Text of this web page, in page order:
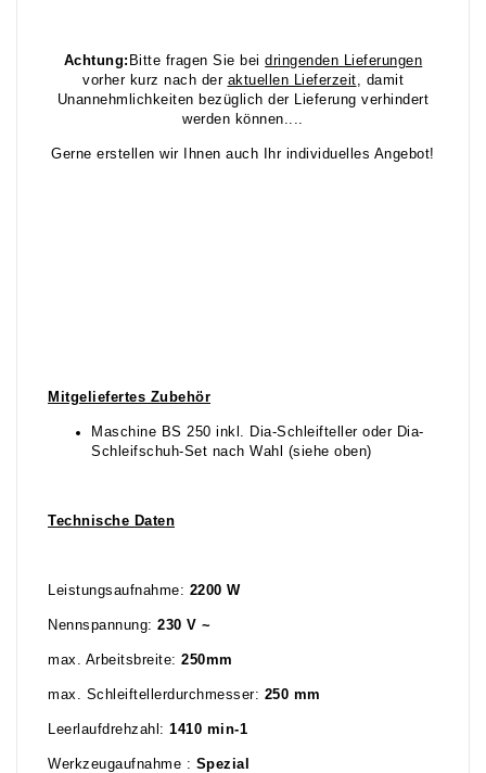
Achtung: Bitte fragen Sie beidringenden Lieferungen
vorher kurz nach der aktuellen Lieferzeit , damit
Unannehmlichkeiten bezüglich der Lieferung verhindert
werden können....
Gerne erstellen wir Ihnen auch Ihr individuelles Angebot!
Mitgeliefertes Zubehör
Maschine BS 250 inkl. Dia-Schleifteller oder Dia-
Schleifschuh-Set nach Wahl (siehe oben)
Technische Daten
Leistungsaufnahme: 2200 W
Nennspannung: 230 V ~
max. Arbeitsbreite: 250mm
max. Schleiftellerdurchmesser: 250 mm
Leerlaufdrehzahl: 1410 min-1
Werkzeugaufnahme : Spezial